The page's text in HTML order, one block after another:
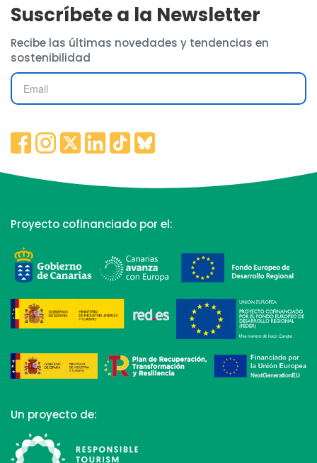
Suscríbete a la Newsletter
Recibe las últimas novedades y tendencias en
sostenibilidad
Proyecto cofinanciado por el:
Un proyecto de: